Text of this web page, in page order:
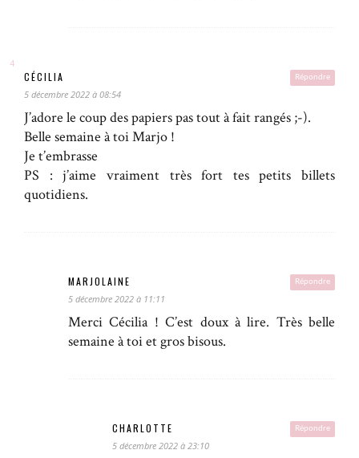
Répondre
CÉCILIA
5 décembre 2022 à 08:54
J’adore le coup des papiers pas tout à fait rangés ;-).
Belle semaine à toi Marjo !
Je t’embrasse
PS : j’aime vraiment très fort tes petits billets
quotidiens.
Répondre
MARJOLAINE
5 décembre 2022 à 11:11
Merci Cécilia ! C’est doux à lire. Très belle
semaine à toi et gros bisous.
Répondre
CHARLOTTE
5 décembre 2022 à 23:10